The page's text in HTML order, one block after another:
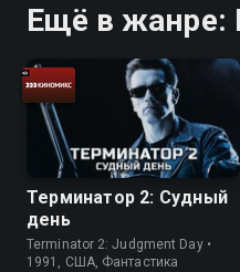
Ещё в жанре:
Терминатор 2: Судный
день
Terminator 2: Judgment Day •
1991, США, Фантастика